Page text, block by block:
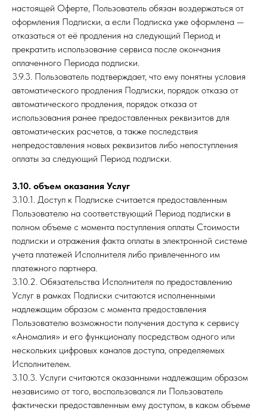
настоящей Оферте, Пользователь обязан воздержаться от
оформления Подписки, а если Подписка уже оформлена —
отказаться от её продления на следующий Период и
прекратить использование сервиса после окончания
оплаченного Периода подписки.
3.9.3. Пользователь подтверждает, что ему понятны условия
автоматического продления Подписки, порядок отказа от
автоматического продления, порядок отказа от
использования ранее предоставленных реквизитов для
автоматических расчетов, а также последствия
непредоставления новых реквизитов либо непоступления
оплаты за следующий Период подписки.
3.10. объем оказания Услуг
3.10.1. Доступ к Подписке считается предоставленным
Пользователю на соответствующий Период подписки в
полном объеме с момента поступления оплаты Стоимости
подписки и отражения факта оплаты в электронной системе
учета платежей Исполнителя либо привлеченного им
платежного партнера.
3.10.2. Обязательства Исполнителя по предоставлению
Услуг в рамках Подписки считаются исполненными
надлежащим образом с момента предоставления
Пользователю возможности получения доступа к сервису
«Аномалия» и его функционалу посредством одного или
нескольких цифровых каналов доступа, определяемых
Исполнителем.
3.10.3. Услуги считаются оказанными надлежащим образом
независимо от того, воспользовался ли Пользователь
фактически предоставленным ему доступом, в каком объеме